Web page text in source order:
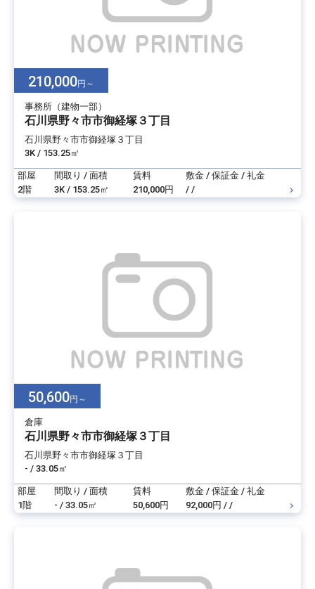
210,000円～
事務所（建物一部）
石川県野々市市御経塚３丁目
石川県野々市市御経塚３丁目
3K / 153.25㎡
部屋 間取り / 面積 賃料
敷金 / 保証金 / 礼金
2階
3K / 153.25㎡ 210,000円 / /
50,600円～
倉庫
石川県野々市市御経塚３丁目
石川県野々市市御経塚３丁目
- / 33.05㎡
部屋 間取り / 面積 賃料
敷金 / 保証金 / 礼金
1階
- / 33.05㎡ 50,600円 92,000円 / /